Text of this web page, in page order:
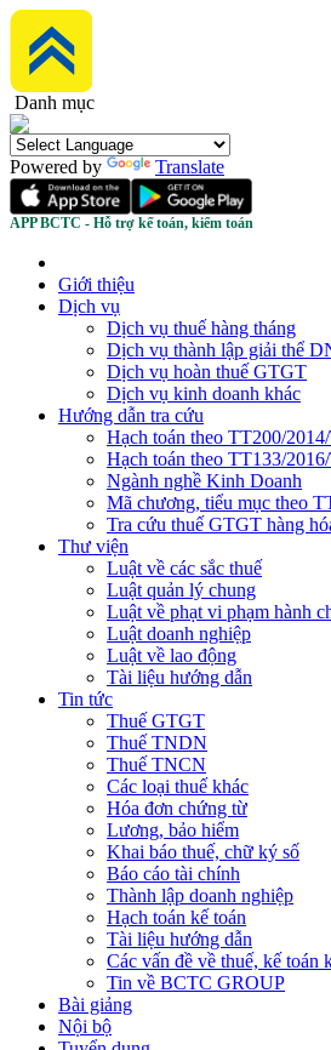
Danh mục
Powered by Translate
APP BCTC - Hỗ trợ kế toán, kiểm toán
Giới thiệu
Dịch vụ
Dịch vụ thuế hàng tháng
Dịch vụ thành lập giải thể
Dịch vụ hoàn thuế GTGT
Dịch vụ kinh doanh khác
Hướng dẫn tra cứu
Hạch toán theo TT200/
Hạch toán theo TT133/
Ngành nghề Kinh Doanh
Mã chương, tiểu mục theo
Tra cứu thuế GTGT hàng
Thư viện
Luật về các sắc thuế
Luật quản lý chung
Luật về phạt vi phạm hành
Luật doanh nghiệp
Luật về lao động
Tài liệu hướng dẫn
Tin tức
Thuế GTGT
Thuế TNDN
Thuế TNCN
Các loại thuế khác
Hóa đơn chứng từ
Lương, bảo hiểm
Khai báo thuế, chữ ký số
Báo cáo tài chính
Thành lập doanh nghiệp
Hạch toán kế toán
Tài liệu hướng dẫn
Các vấn đề về thuế, kế toán
Tin về BCTC GROUP
Bài giảng
Nội bộ